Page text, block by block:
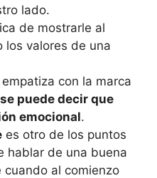
lado.
de mostrarle al
los valores de una
con la marca
se puede decir que
emocional.
es otro de los puntos
hablar de una buena
cuando al comienzo